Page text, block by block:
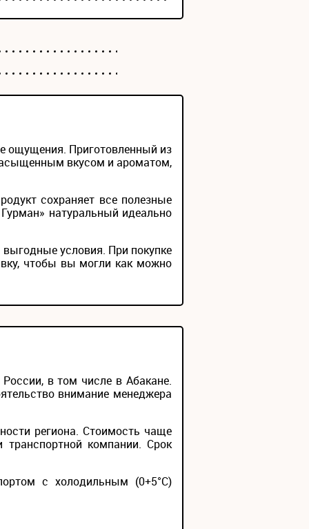
ощущения. Приготовленный из
вкусом и ароматом,
сохраняет все полезные
натуральный идеально
условия. При покупке
чтобы вы могли как можно
в том числе в Абакане.
внимание менеджера
региона. Стоимость чаще
компании. Срок
с холодильным (0+5°С)